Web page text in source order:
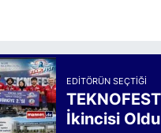
EDITÖRÜN SEÇTIĞI
İkincisi Oldu